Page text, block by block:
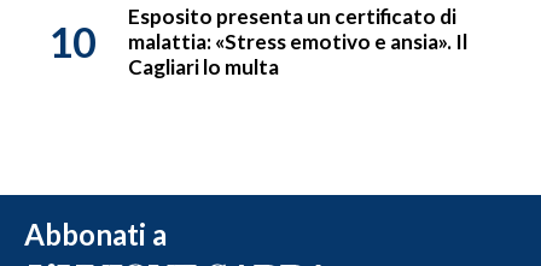
10
Esposito presenta un certificato di
malattia: «Stress emotivo e ansia». Il
Cagliari lo multa
Abbonati a